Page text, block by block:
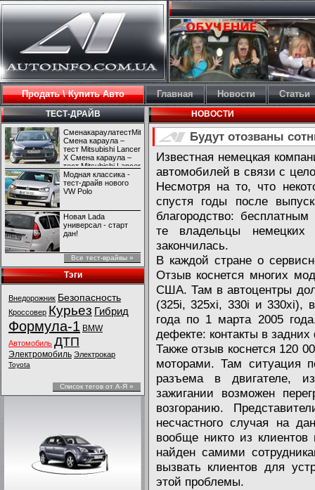
Продать \ Купить Авто Главная Новости Статьи
ТЕСТ-ДРАЙВ
СменакараулатестMitsubishiLancerX
Смена караула –
тест Mitsubishi Lancer
X Смена караула –
тест Mitsubishi Lancer
X
Модная классика -
тест-драйв нового
VW Polo
Новая Lada
универсал - старт
дан!
Все тест-врайвы »
Тэги
Внедорожник Безопасность
Кроссовер Курьез Гибрид
Формула-1 BMW
Автомобиль ДТП
Электромобиль Электрокар
Toyota
Список тегов от А-Я »
НОВОСТИ
Будут отозваны
Известная немецкая
автомобилей в связи с
Несмотря на то, что
спустя годы после
благородство:
те владельцы
закончилась.
В каждой стране о
Отзыв коснется многих
США. Там в автоцентры
(325i, 325xi, 330i и 330xi),
года по 1 марта 2005
дефекте: контакты в
Также отзыв коснется 120
моторами. Там ситуация
разъема в двигателе,
зажигании возможен
возгоранию.
несчастного случая на
вообще никто из
найден самими
вызвать клиентов для
этой проблемы.